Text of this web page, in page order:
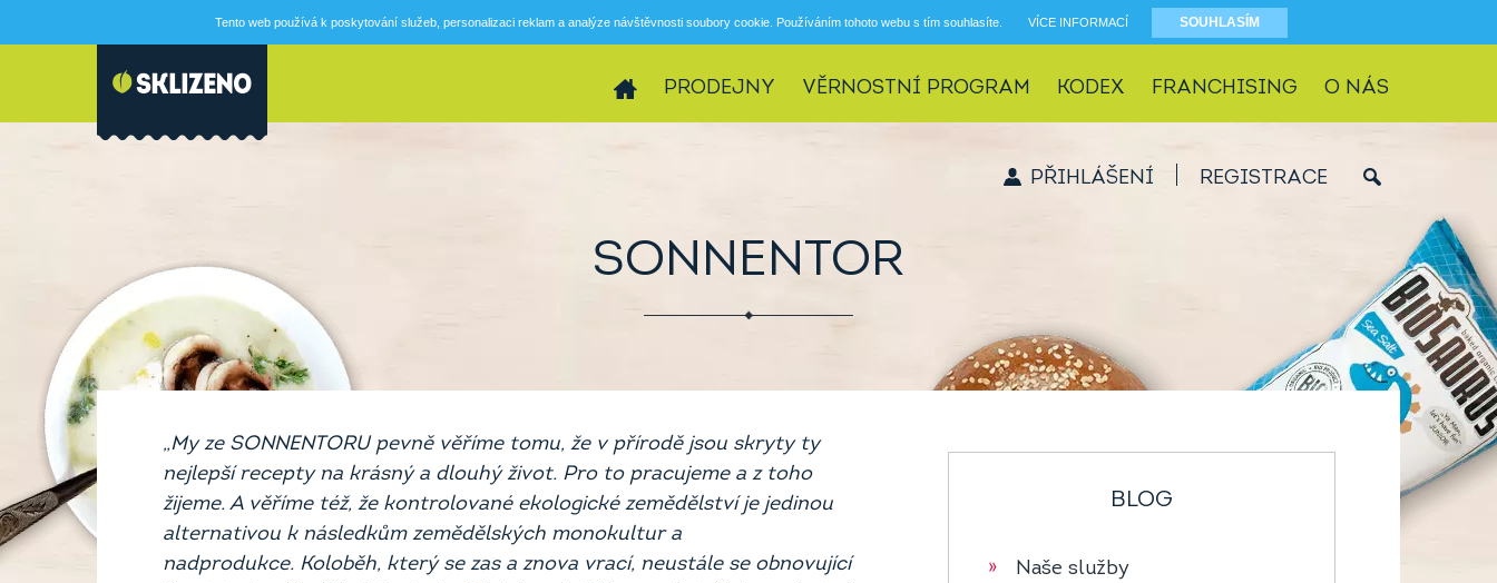
PRODEJNY VĚRNOSTNÍ PROGRAM KODEX FRANCHISING O NÁS
PŘIHLÁŠENÍ REGISTRACE
SONNENTOR
„My ze SONNENTORU pevně věříme tomu, že v přírodě jsou skryty ty
nejlepší recepty na krásný a dlouhý život. Pro to pracujeme a z toho
žijeme. A věříme též, že kontrolované ekologické zemědělství je jedinou
alternativou k následkům zemědělských monokultur a
nadprodukce. Koloběh, který se zas a znova vrací, neustále se obnovující
BLOG
» Naše služby
Tento web používá k poskytování služeb, personalizaci reklam a analýze návštěvnosti soubory cookie. Používáním tohoto webu s tím souhlasíte. VÍCE INFORMACÍ SOUHLASÍM